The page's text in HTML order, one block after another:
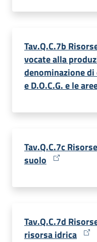
Tav.Q.C.7b
vocate alla
denominazione
e D.O.C.G. e le
Tav.Q.C.7c
suolo
Tav.Q.C.7d
risorsa idrica